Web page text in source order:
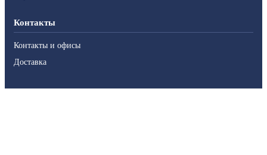
Контакты
Контакты и офисы
Доставка